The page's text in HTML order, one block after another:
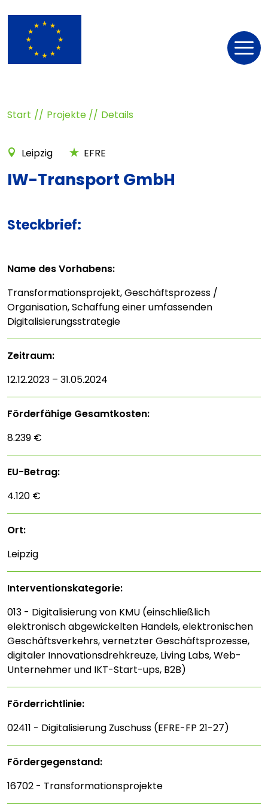
Start Projekte Details
Leipzig EFRE
IW-Transport GmbH
Steckbrief:
Name des Vorhabens:
Transformationsprojekt, Geschäftsprozess /
Organisation, Schaffung einer umfassenden
Digitalisierungsstrategie
Zeitraum:
12.12.2023 – 31.05.2024
Förderfähige Gesamtkosten:
8.239 €
EU-Betrag:
4.120 €
Ort:
Leipzig
Interventions­kategorie:
013 - Digitalisierung von KMU (einschließlich
elektronisch abgewickelten Handels, elektronischen
Geschäftsverkehrs, vernetzter Geschäftsprozesse,
digitaler Innovationsdrehkreuze, Living Labs, Web-
Unternehmer und IKT-Start-ups, B2B)
Förderrichtlinie:
02411 - Digitalisierung Zuschuss (EFRE-FP 21-27)
Fördergegenstand:
16702 - Transformationsprojekte